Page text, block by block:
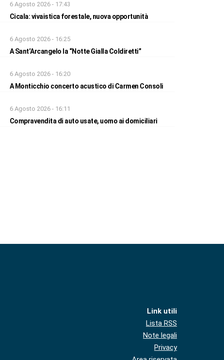
6 Agosto 2026 - 17:43
Cicala: vivaistica forestale, nuova opportunità
6 Agosto 2026 - 16:25
A Sant’Arcangelo la “Notte Gialla Coldiretti”
6 Agosto 2026 - 16:20
A Monticchio concerto acustico di Carmen Consoli
6 Agosto 2026 - 16:11
Compravendita di auto usate, uomo ai domiciliari
Link utili
Lista RSS
Note legali
Privacy